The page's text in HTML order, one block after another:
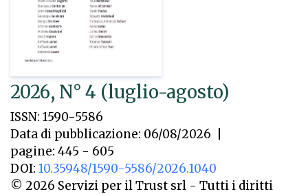
2026, N° 4 (luglio-agosto)
ISSN: 1590-5586
Data di pubblicazione: 06/08/2026
pagine: 445 - 605
DOI: 10.35948/1590-5586/2026.1040
© 2026 Servizi per il Trust srl - Tutti i diritti